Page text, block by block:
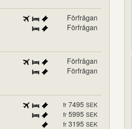
Förfrågan
Förfrågan
Förfrågan
Förfrågan
fr 7495 SEK
fr 5995 SEK
fr 3195 SEK